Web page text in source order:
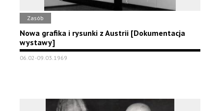
Zasób
Nowa grafika i rysunki z Austrii [Dokumentacja
wystawy]
06.02-09.03.1969